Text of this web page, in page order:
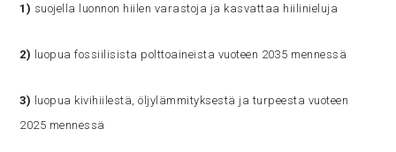
1) suojella luonnon hiilen varastoja ja kasvattaa hiilinieluja
2) luopua fossiilisista polttoaineista vuoteen 2035 mennessä
3) luopua kivihiilestä, öljylämmityksestä ja turpeesta vuoteen
2025 mennessä